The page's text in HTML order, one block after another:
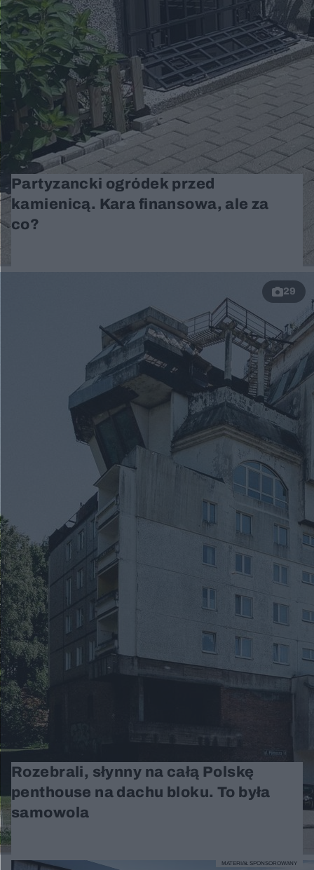
Partyzancki ogródek przed
kamienicą. Kara finansowa, ale za
co?
29
Rozebrali, słynny na całą Polskę
penthouse na dachu bloku. To była
samowola
MATERIAŁ SPONSOROWANY